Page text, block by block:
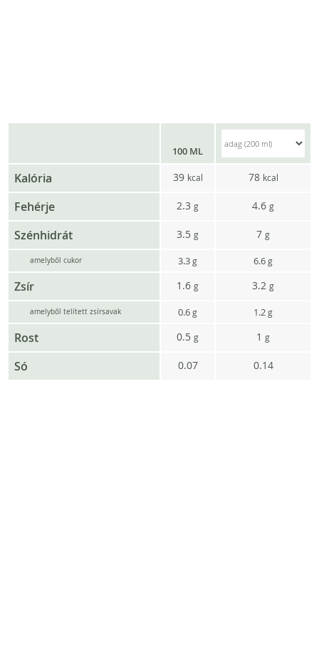
100 ML
Kalória 39 kcal 78 kcal
Fehérje 2.3 g 4.6 g
Szénhidrát 3.5 g 7 g
amelyből cukor 3.3g 6.6g
Zsír 1.6 g 3.2 g
amelyből telített zsírsavak 0.6g 1.2g
Rost 0.5 g 1 g
Só 0.07 0.14